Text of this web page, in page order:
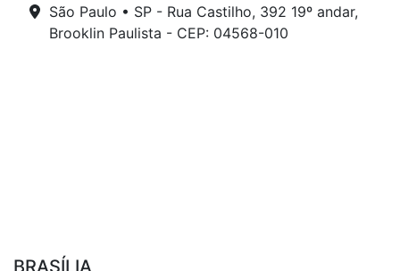
São Paulo • SP - Rua Castilho, 392 19º andar,
Brooklin Paulista - CEP: 04568-010
BRASÍLIA